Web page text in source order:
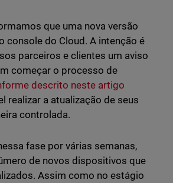
que uma nova versão
console do Cloud. A intenção é
parceiros e clientes um aviso
começar o processo de
descrito neste artigo
realizar a atualização de seus
controlada.
fase por várias semanas,
de novos dispositivos que
Assim como no estágio